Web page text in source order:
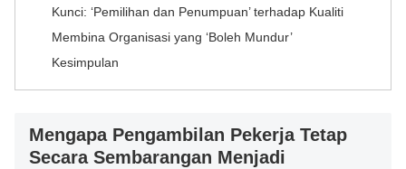
Kunci: ‘Pemilihan dan Penumpuan’ terhadap Kualiti
Membina Organisasi yang ‘Boleh Mundur’
Kesimpulan
Mengapa Pengambilan Pekerja Tetap
Secara Sembarangan Menjadi